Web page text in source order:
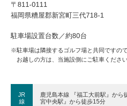
〒811-0111
福岡県糟屋郡新宮町三代718-1
駐車場設置台数／約80台
※駐車場は隣接するゴルフ場と共同ですの
お越しの方は、当施設側にご駐車ください
JR
線
鹿児島本線 『福工大前駅』から
宮中央駅』から徒歩15分